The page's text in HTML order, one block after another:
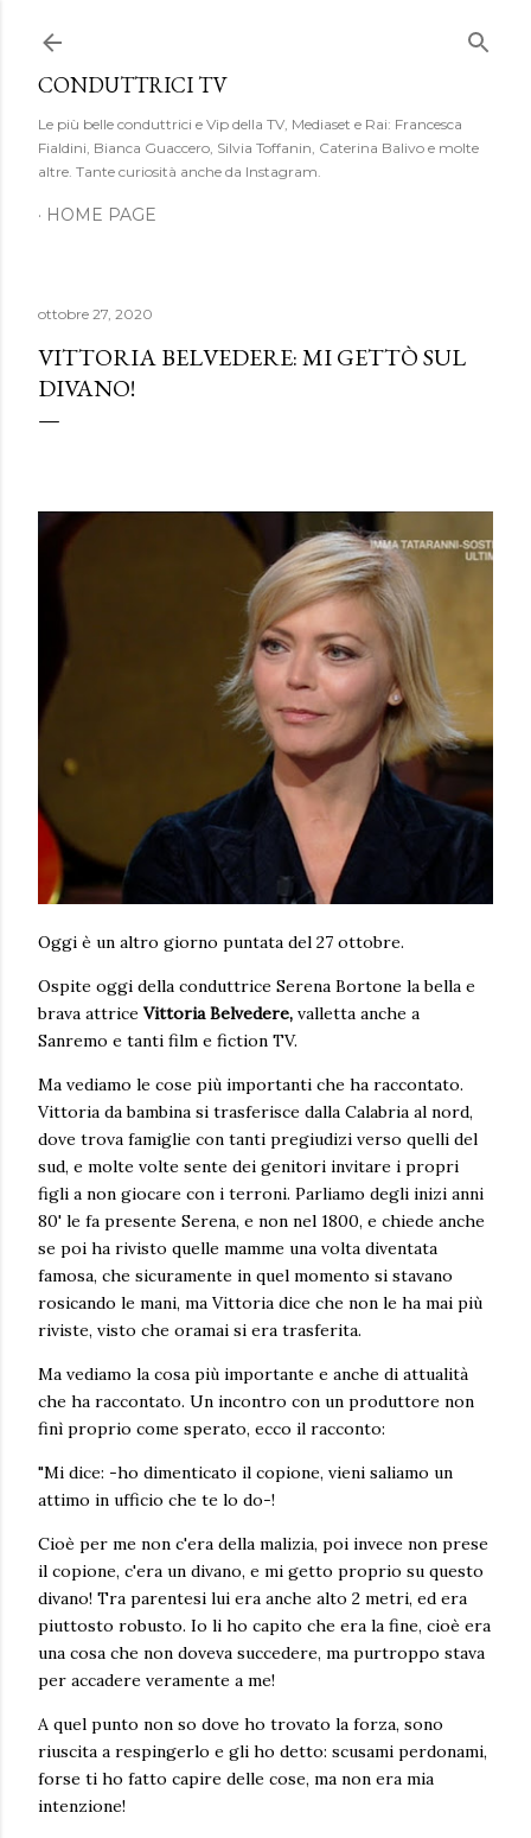
CONDUTTRICI TV
Le più belle conduttrici e Vip della TV, Mediaset e Rai: Francesca
Fialdini, Bianca Guaccero, Silvia Toffanin, Caterina Balivo e molte
altre. Tante curiosità anche da Instagram.
HOME PAGE
ottobre 27, 2020
VITTORIA BELVEDERE: MI GETTÒ SUL
DIVANO!
Oggi è un altro giorno puntata del 27 ottobre.
Ospite oggi della conduttrice Serena Bortone la bella e
brava attrice Vittoria Belvedere, valletta anche a
Sanremo e tanti film e fiction TV.
Ma vediamo le cose più importanti che ha raccontato.
Vittoria da bambina si trasferisce dalla Calabria al nord,
dove trova famiglie con tanti pregiudizi verso quelli del
sud, e molte volte sente dei genitori invitare i propri
figli a non giocare con i terroni. Parliamo degli inizi anni
80' le fa presente Serena, e non nel 1800, e chiede anche
se poi ha rivisto quelle mamme una volta diventata
famosa, che sicuramente in quel momento si stavano
rosicando le mani, ma Vittoria dice che non le ha mai più
riviste, visto che oramai si era trasferita.
Ma vediamo la cosa più importante e anche di attualità
che ha raccontato. Un incontro con un produttore non
finì proprio come sperato, ecco il racconto:
"Mi dice: -ho dimenticato il copione, vieni saliamo un
attimo in ufficio che te lo do-!
Cioè per me non c'era della malizia, poi invece non prese
il copione, c'era un divano, e mi getto proprio su questo
divano! Tra parentesi lui era anche alto 2 metri, ed era
piuttosto robusto. Io li ho capito che era la fine, cioè era
una cosa che non doveva succedere, ma purtroppo stava
per accadere veramente a me!
A quel punto non so dove ho trovato la forza, sono
riuscita a respingerlo e gli ho detto: scusami perdonami,
forse ti ho fatto capire delle cose, ma non era mia
intenzione!